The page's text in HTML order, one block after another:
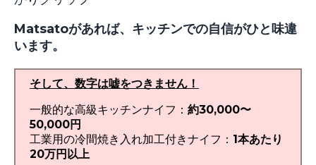
Matsatoがあれば、キッチンでの自信がひと味違
います。
そして、数字は嘘をつきません！
一般的な高級キッチンナイフ： 約30,000〜
50,000円
工業用の冷間焼き入れ加工付きナイフ： 1本あたり
20万円以上